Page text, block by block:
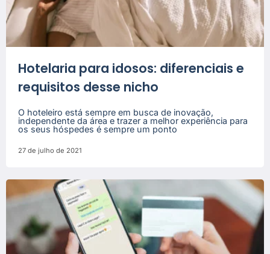
Hotelaria para idosos: diferenciais e
requisitos desse nicho
O hoteleiro está sempre em busca de inovação,
independente da área e trazer a melhor experiência para
os seus hóspedes é sempre um ponto
27 de julho de 2021